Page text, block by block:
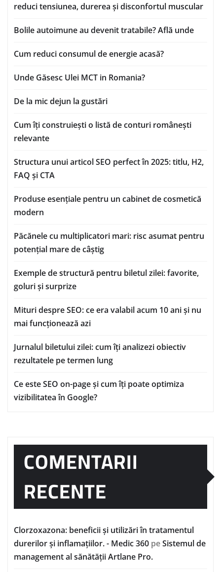
reduci tensiunea, durerea și disconfortul muscular
Bolile autoimune au devenit tratabile? Află unde
Cum reduci consumul de energie acasă?
Unde Găsesc Ulei MCT in Romania?
De la mic dejun la gustări
Cum îți construiești o listă de conturi românești
relevante
Structura unui articol SEO perfect în 2025: titlu, H2,
FAQ și CTA
Produse esențiale pentru un cabinet de cosmetică
modern
Păcănele cu multiplicatori mari: risc asumat pentru
potențial mare de câștig
Exemple de structură pentru biletul zilei: favorite,
goluri și surprize
Mituri despre SEO: ce era valabil acum 10 ani și nu
mai funcționează azi
Jurnalul biletului zilei: cum îți analizezi obiectiv
rezultatele pe termen lung
Ce este SEO on-page și cum îți poate optimiza
vizibilitatea în Google?
COMENTARII
RECENTE
Clorzoxazona: beneficii și utilizări în tratamentul
durerilor și inflamațiilor. - Medic 360 peSistemul de
management al sănătății Artlane Pro.